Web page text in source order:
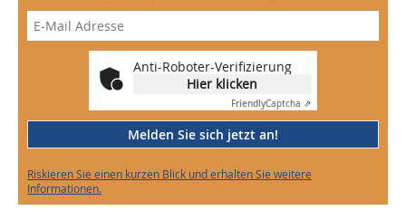
Anti-Roboter-Verifizierung
Hier klicken
FriendlyCaptcha ⇗
Melden Sie sich jetzt an!
Riskieren Sie einen kurzen Blick und erhalten Sie weitere
Informationen.